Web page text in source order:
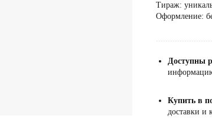
Тираж:
Оформление:
Доступны
Купить в
доставки и